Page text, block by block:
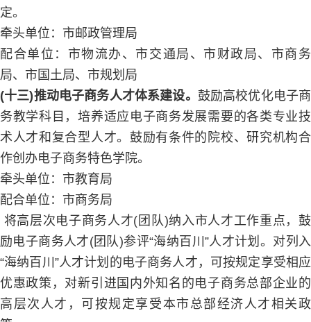
定。
牵头单位：市邮政管理局
配合单位：市物流办、市交通局、市财政局、市商务
局、市国土局、市规划局
(十三)推动电子商务人才体系建设。 鼓励高校优化电子商
务教学科目，培养适应电子商务发展需要的各类专业技
术人才和复合型人才。鼓励有条件的院校、研究机构合
作创办电子商务特色学院。
牵头单位：市教育局
配合单位：市商务局
将高层次电子商务人才(团队)纳入市人才工作重点，鼓
励电子商务人才(团队)参评“海纳百川”人才计划。对列入
“海纳百川”人才计划的电子商务人才，可按规定享受相应
优惠政策，对新引进国内外知名的电子商务总部企业的
高层次人才，可按规定享受本市总部经济人才相关政